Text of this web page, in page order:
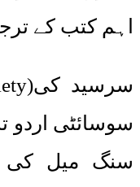
اہم کتب کے
سوسائٹی اردو
سنگ میل کی